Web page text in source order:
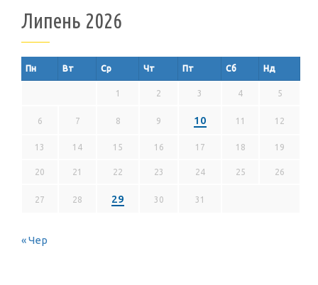
Липень 2026
Пн Вт Ср Чт Пт Сб Нд
1 2 3 4 5
6 7 8 9 10 11 12
13 14 15 16 17 18 19
20 21 22 23 24 25 26
27 28 29 30 31
« Чер